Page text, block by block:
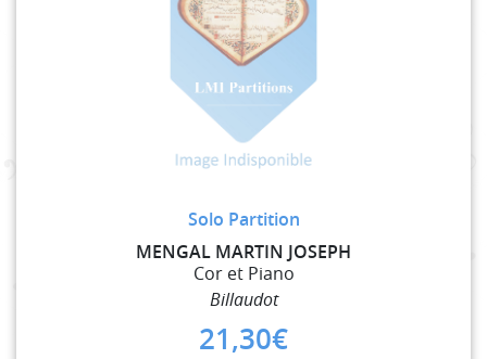
Solo Partition
MENGAL MARTIN JOSEPH
Cor et Piano
Billaudot
21,30€